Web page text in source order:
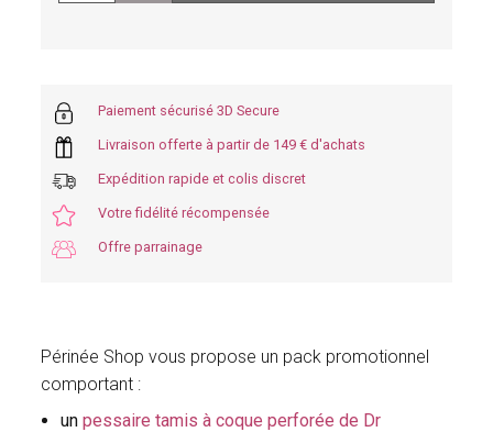
Paiement sécurisé 3D Secure
Livraison offerte à partir de 149 € d'achats
Expédition rapide et colis discret
Votre fidélité récompensée
Offre parrainage
Périnée Shop vous propose un pack promotionnel
comportant :
un pessaire tamis à coque perforée de Dr